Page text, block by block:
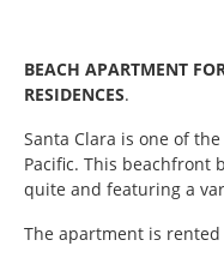
BEACH APARTMENT
RESIDENCES.
Santa Clara is one of
Pacific. This beachfront
quite and featuring a
The apartment is